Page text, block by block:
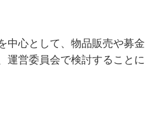
中心として、物品販売や募金
運営委員会で検討することに